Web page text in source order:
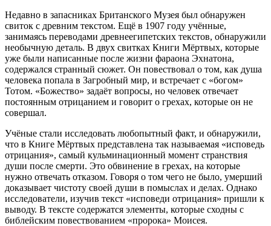
Недавно в запасниках Британского Музея был обнаружен
свиток с древним текстом. Ещё в 1907 году учённые,
занимаясь переводами древнеегипетских текстов, обнаружили
необычную деталь. В двух свитках Книги Мёртвых, которые
уже были написанные после жизни фараона Эхнатона,
содержался странный сюжет. Он повествовал о том, как душа
человека попала в Загробный мир, и встречает с «богом»
Тотом. «Божество» задаёт вопросы, но человек отвечает
постоянным отрицанием и говорит о грехах, которые он не
совершал.
Учёные стали исследовать любопытный факт, и обнаружили,
что в Книге Мёртвых представлена так называемая «исповедь
отрицания», самый кульминационный момент странствия
души после смерти. Это обвинение в грехах, на которые
нужно отвечать отказом. Говоря о том чего не было, умерший
доказывает чистоту своей души в помыслах и делах. Однако
исследователи, изучив текст «исповеди отрицания» пришли к
выводу. В тексте содержатся элементы, которые сходны с
библейским повествованием «пророка» Моисея.